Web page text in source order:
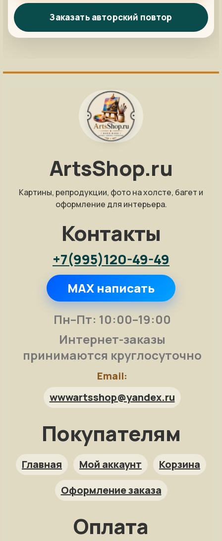
Заказать авторский повтор
ArtsShop.ru
Картины, репродукции, фото на холсте, багет и
оформление для интерьера.
Контакты
+7(995)120-49-49
MAX написать
Пн–Пт: 10:00–19:00
Интернет-заказы
принимаются круглосуточно
Email:
wwwartsshop@yandex.ru
Покупателям
Главная Мой аккаунт
Корзина
Оформление заказа
Оплата
Арт-помощница
ArtsShop.ru
Репродукция на заказ